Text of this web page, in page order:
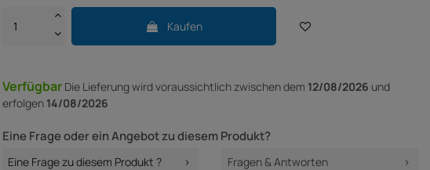
Kaufen
Verfügbar Die Lieferungwird voraussichtlich zwischen dem 12/08/2026 und
erfolgen 14/08/2026
Eine Frage oder ein Angebot zu diesem Produkt?
Eine Frage zu diesem Produkt ? Fragen & Antworten